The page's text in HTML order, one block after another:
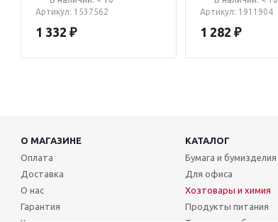
Артикул: 1537562
1 332 ₽
Артикул: 1911904
1 282 ₽
О МАГАЗИНЕ
КАТАЛОГ
Оплата
Доставка
О нас
Гарантия
Бумага и бумизделия
Для офиса
Хозтовары и химия
Продукты питания